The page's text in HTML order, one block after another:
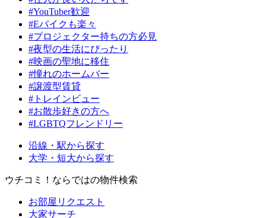
#YouTuber歓迎
#Eバイクも楽々
#プロジェクター持ちの方必見
#夜型の生活にぴったり
#映画の聖地に移住
#憧れのホームバー
#譲渡型賃貸
#トレインビュー
#お散歩好きの方へ
#LGBTQフレンドリー
沿線・駅から探す
大学・短大から探す
ウチコミ！ならではの物件検索
お部屋リクエスト
大家サーチ